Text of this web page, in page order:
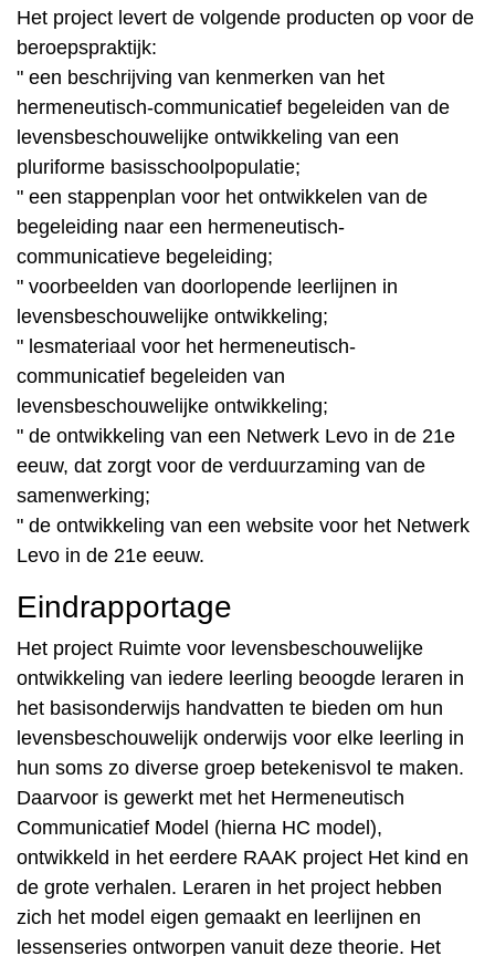
Het project levert de volgende producten op voor de
beroepspraktijk:
" een beschrijving van kenmerken van het
hermeneutisch-communicatief begeleiden van de
levensbeschouwelijke ontwikkeling van een
pluriforme basisschoolpopulatie;
" een stappenplan voor het ontwikkelen van de
begeleiding naar een hermeneutisch-
communicatieve begeleiding;
" voorbeelden van doorlopende leerlijnen in
levensbeschouwelijke ontwikkeling;
" lesmateriaal voor het hermeneutisch-
communicatief begeleiden van
levensbeschouwelijke ontwikkeling;
" de ontwikkeling van een Netwerk Levo in de 21e
eeuw, dat zorgt voor de verduurzaming van de
samenwerking;
" de ontwikkeling van een website voor het Netwerk
Levo in de 21e eeuw.
Eindrapportage
Het project Ruimte voor levensbeschouwelijke
ontwikkeling van iedere leerling beoogde leraren in
het basisonderwijs handvatten te bieden om hun
levensbeschouwelijk onderwijs voor elke leerling in
hun soms zo diverse groep betekenisvol te maken.
Daarvoor is gewerkt met het Hermeneutisch
Communicatief Model (hierna HC model),
ontwikkeld in het eerdere RAAK project Het kind en
de grote verhalen. Leraren in het project hebben
zich het model eigen gemaakt en leerlijnen en
lessenseries ontworpen vanuit deze theorie. Het